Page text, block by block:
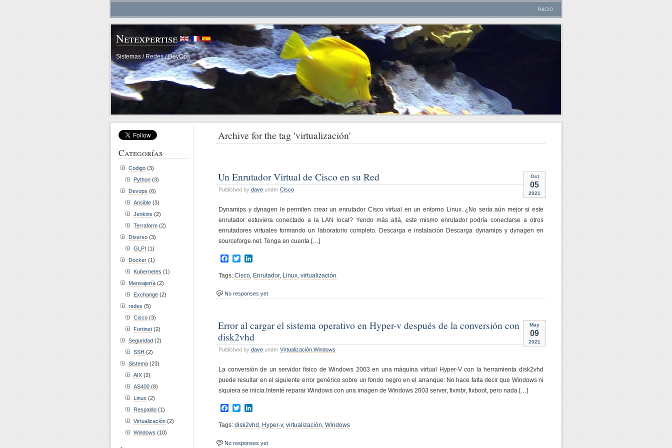
Inicio
Netexpertise
Sistemas / Redes / DevOps
Archive for the tag 'virtualización'
Oct
05
2021
Un Enrutador Virtual de Cisco en su Red
Published by dave under Cisco
Dynamips y dynagen le permiten crear un enrutador Cisco virtual en un entorno Linux. ¿No sería aún mejor si este
enrutador estuviera conectado a la LAN local? Yendo más allá, este mismo enrutador podría conectarse a otros
enrutadores virtuales formando un laboratorio completo. Descarga e instalación Descarga dynamips y dynagen en
sourceforge.net. Tenga en cuenta […]
Facebook
Twitter
Tags: Cisco, Enrutador, Linux, virtualización
No responses yet
May
09
2021
Error al cargar el sistema operativo en Hyper-v después de la conversión con
disk2vhd
Published by dave under Virtualización Windows
La conversión de un servidor físico de Windows 2003 en una máquina virtual Hyper-V con la herramienta disk2vhd
puede resultar en el siguiente error genérico sobre un fondo negro en el arranque: No hace falta decir que Windows ni
siquiera se inicia.Intenté reparar Windows con una imagen de Windows 2003 server, fixmbr, fixboot, pero nada […]
Facebook
Twitter
Tags: disk2vhd Hyper-v, virtualización Windows
No responses yet
Categorías
Codigo (3)
Python (3)
Devops (6)
Ansible (3)
Jenkins (2)
Terraform (2)
Diverso (3)
GLPI (1)
Docker (1)
Kubernetes (1)
Mensajería (2)
Exchange (2)
redes (5)
Cisco (3)
Fortinet (2)
Seguridad (2)
SSH (2)
Sistema (23)
AIX (2)
AS400 (8)
Linux (2)
Respaldo (1)
Virtualización (2)
Windows (10)